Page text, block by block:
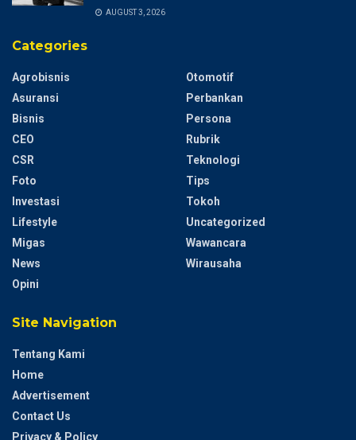
AUGUST 3, 2026
Categories
Agrobisnis
Asuransi
Bisnis
CEO
CSR
Foto
Investasi
Lifestyle
Migas
News
Opini
Otomotif
Perbankan
Persona
Rubrik
Teknologi
Tips
Tokoh
Uncategorized
Wawancara
Wirausaha
Site Navigation
Tentang Kami
Home
Advertisement
Contact Us
Privacy & Policy